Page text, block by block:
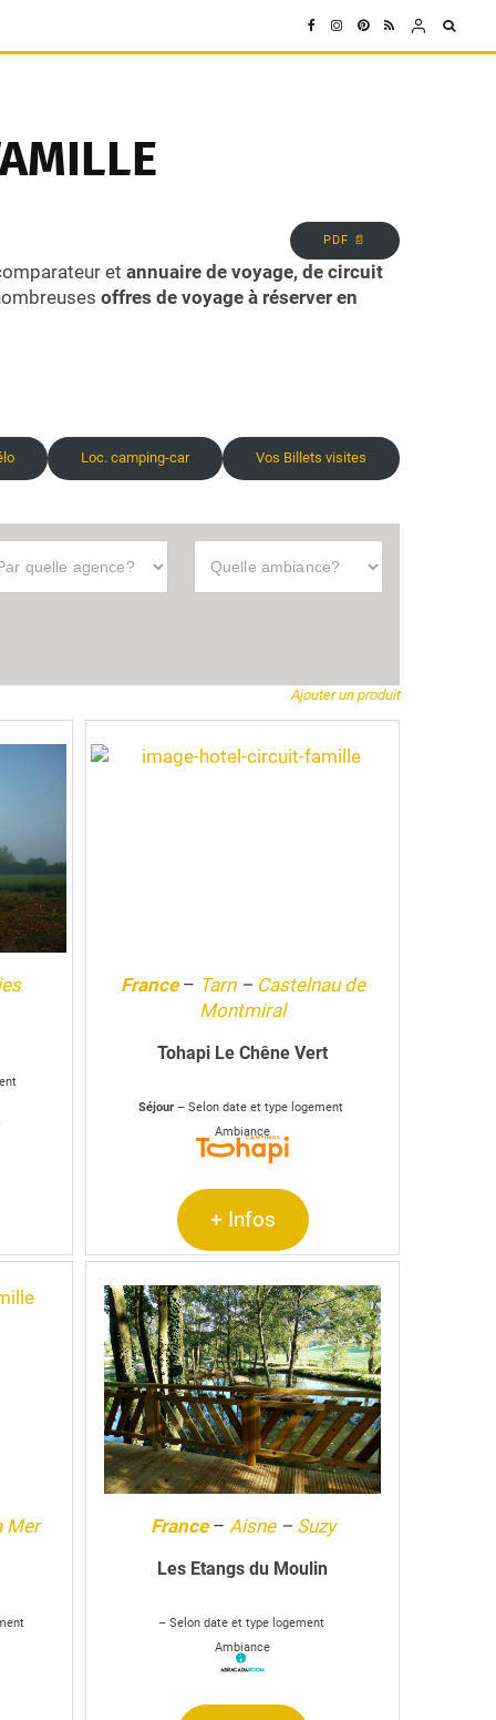
PDF 📄
et annuaire de voyage, de circuit
offres de voyage à réserver en
Loc. camping-car Vos Billets visites
Ajouter un produit
France– Tarn– Castelnau de
Montmiral
Tohapi Le Chêne Vert
Séjour – Selon date et type logement
Ambiance
+ Infos
Mer France– Aisne– Suzy
Les Etangs du Moulin
– Selon date et type logement
Ambiance